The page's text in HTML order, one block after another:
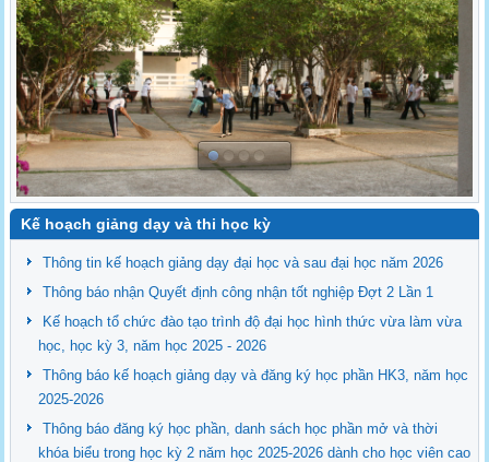
Kế hoạch giảng dạy và thi học kỳ
Thông tin kế hoạch giảng dạy đại học và sau đại học năm 2026
Thông báo nhận Quyết định công nhận tốt nghiệp Đợt 2 Lần 1
Kế hoạch tổ chức đào tạo trình độ đại học hình thức vừa làm vừa
học, học kỳ 3, năm học 2025 - 2026
Thông báo kế hoạch giảng dạy và đăng ký học phần HK3, năm học
2025-2026
Thông báo đăng ký học phần, danh sách học phần mở và thời
khóa biểu trong học kỳ 2 năm học 2025-2026 dành cho học viên cao